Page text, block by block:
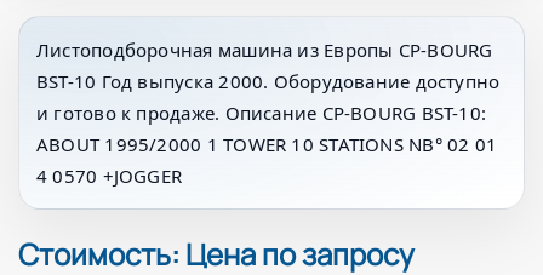
Листоподборочная машина из Европы CP-BOURG
BST-10 Год выпуска 2000. Оборудование доступно
и готово к продаже. Описание CP-BOURG BST-10:
ABOUT 1995/2000 1 TOWER 10 STATIONS NВ° 02 01
4 0570 +JOGGER
Стоимость: Цена по запросу